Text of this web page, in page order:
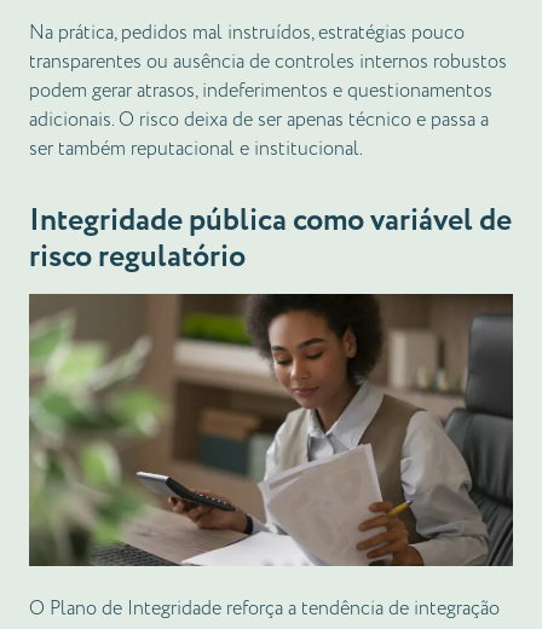
Na prática, pedidos mal instruídos, estratégias pouco
transparentes ou ausência de controles internos robustos
podem gerar atrasos, indeferimentos e questionamentos
adicionais. O risco deixa de ser apenas técnico e passa a
ser também reputacional e institucional.
Integridade pública como variável de
risco regulatório
O Plano de Integridade reforça a tendência de integração